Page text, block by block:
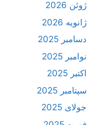
ژوئن 2026
ژانویه 2026
دسامبر 2025
نوامبر 2025
اکتبر 2025
سپتامبر 2025
جولای 2025